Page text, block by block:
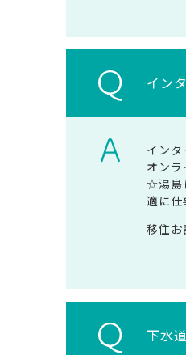
イン
イン
オンラ
☆湯島
適に仕
移住お
下水